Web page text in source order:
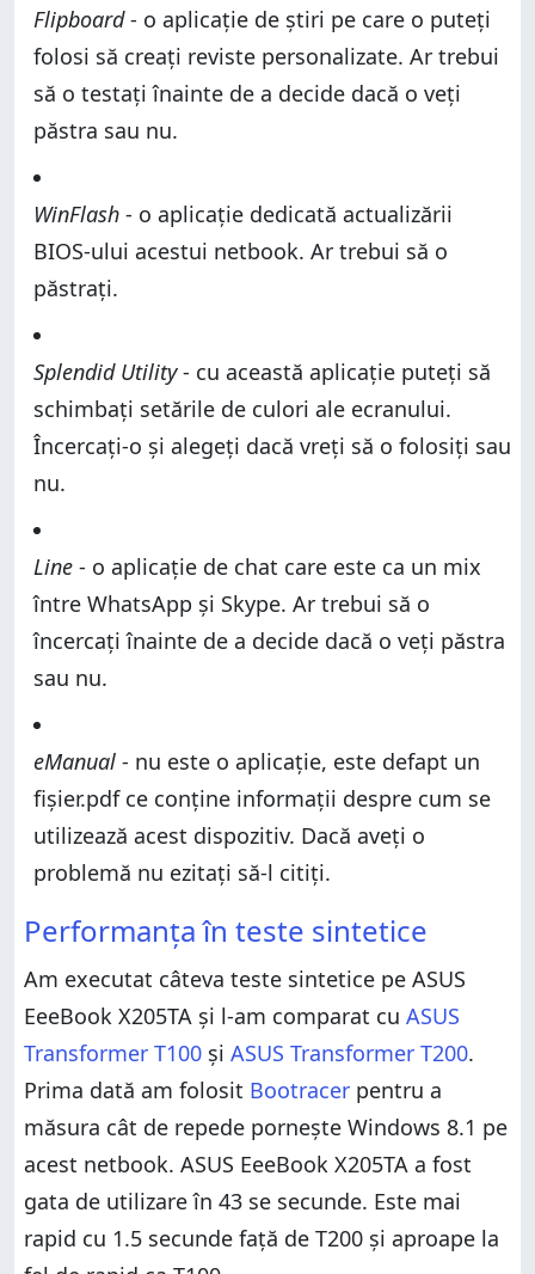
Flipboard- o aplicație de știri pe care o puteți
folosi să creați reviste personalizate. Ar trebui
să o testați înainte de a decide dacă o veți
păstra sau nu.
WinFlash - o aplicație dedicată actualizării
BIOS-ului acestui netbook. Ar trebui să o
păstrați.
Splendid Utility- cu această aplicație puteți să
schimbați setările de culori ale ecranului.
Încercați-o și alegeți dacă vreți să o folosiți sau
nu.
Line - o aplicație de chat care este ca un mix
între WhatsApp și Skype. Ar trebui să o
încercați înainte de a decide dacă o veți păstra
sau nu.
eManual - nu este o aplicație, este defapt un
fișier.pdf ce conține informații despre cum se
utilizează acest dispozitiv. Dacă aveți o
problemă nu ezitați să-l citiți.
Performanța în teste sintetice
Am executat câteva teste sintetice pe ASUS
EeeBook X205TA și l-am comparat cu ASUS
Transformer T100 și ASUS Transformer T200.
Prima dată am folosit Bootracer pentru a
măsura cât de repede pornește Windows 8.1 pe
acest netbook. ASUS EeeBook X205TA a fost
gata de utilizare în 43 se secunde. Este mai
rapid cu 1.5 secunde față de T200 și aproape la